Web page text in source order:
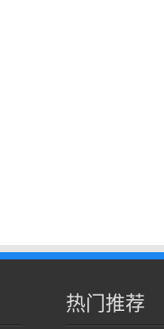
热门推荐